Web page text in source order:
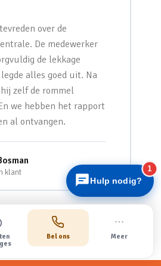
over de
De medewerker
de lekkage
alles goed uit. Na
zelf de rommel
we hebben het rapport
al ontvangen.
klant
alle recensies
Hulp nodig?
1
Bel ons Meer